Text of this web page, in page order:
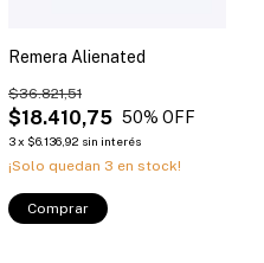
Remera Alienated
$18.410,75
$36.821,51
50% OFF
3x $6.136,92 sin interés
¡Solo quedan 3 en stock!
Comprar